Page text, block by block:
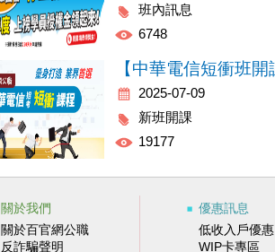
班內訊息
6748
2025-07-09
新班開課
19177
關於我們
關於百官網公職
反詐騙聲明
優惠訊息
低收入戶優惠
WIP卡專區